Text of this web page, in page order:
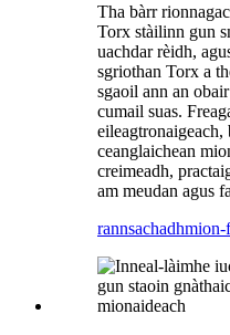
Tha bàrr
Torx stàilinn gun
uachdar rèidh,
sgriothan Torx a
sgaoil ann an
cumail suas.
eileagtronaigeach,
ceanglaichean
creimeadh,
am meudan agus
rannsachadhmion-